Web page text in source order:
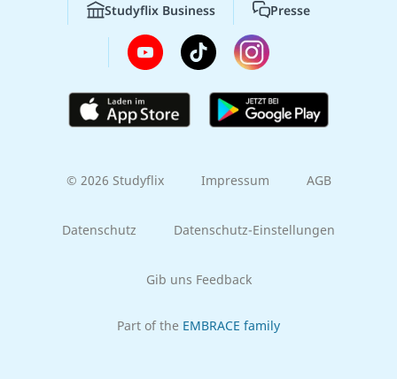
Studyflix Business Presse
© 2026 Studyflix Impressum AGB
Datenschutz Datenschutz-Einstellungen
Gib uns Feedback
Part of the EMBRACE family